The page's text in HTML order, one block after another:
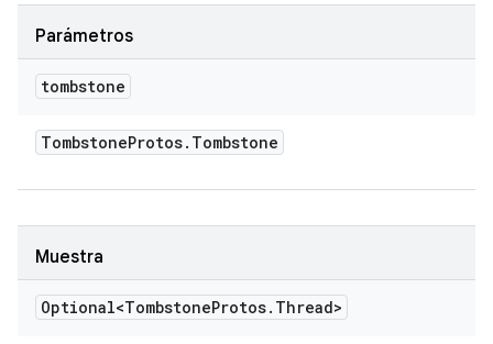
Parámetros
tombstone
TombstoneProtos. Tombstone
Muestra
Optional<TombstoneProtos. Thread>